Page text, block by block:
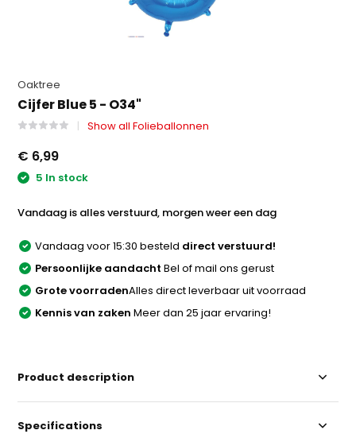
Oaktree
Cijfer Blue 5 - O34"
Show all Folieballonnen
€ 6,99
5 In stock
Vandaag is alles verstuurd, morgen weer een dag
Vandaag voor 15:30 besteld direct verstuurd!
Persoonlijke aandacht Bel of mail ons gerust
Grote voorradenAlles direct leverbaar uit voorraad
Kennis van zaken Meer dan 25 jaar ervaring!
Product description
Specifications